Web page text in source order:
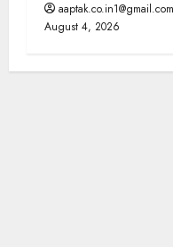
aaptak.co.in1@gmail.com
August 4, 2026